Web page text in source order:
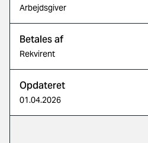
Arbejdsgiver
Betales af
Rekvirent
Opdateret
01.04.2026